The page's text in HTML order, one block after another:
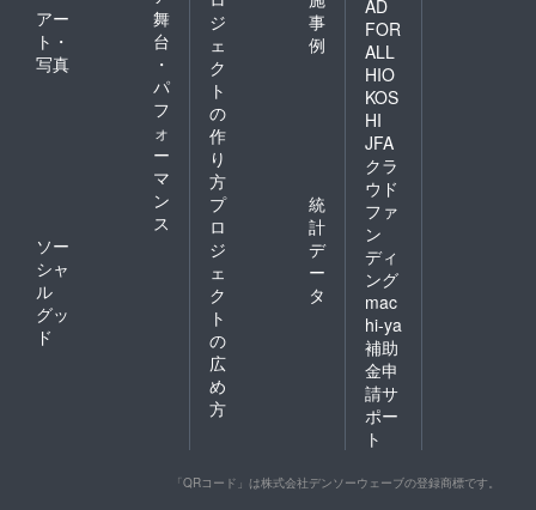
アー
ト・
写真
舞
台
・
パ
フ
ォ
ー
マ
ン
ス
ソー
シャ
ル
グッ
ド
ジ
ェ
ク
ト
の
作
り
方
事
例
プ
ロ
ジ
ェ
ク
ト
の
広
め
方
統
計
デ
ー
タ
AD
FOR
ALL
HIO
KOS
HI
JFA
クラ
ウド
ファ
ン
ディ
ング
mac
hi-ya
補助
金申
請サ
ポー
ト
「QRコード」は株式会社デンソーウェーブの登録商標です。